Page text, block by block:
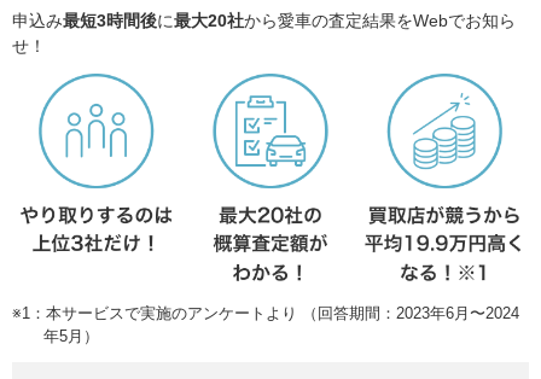
申込み最短3時間後に最大20社から愛車の査定結果をWebでお知ら
せ！
※1：本サービスで実施のアンケートより （回答期間：2023年6月〜2024
年5月）